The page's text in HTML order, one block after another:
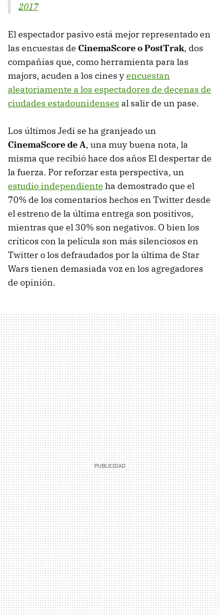
2017
El espectador pasivo está mejor representado en
las encuestas de CinemaScore o PostTrak, dos
compañías que, como herramienta para las
majors, acuden a los cines yencuestan
aleatoriamente a los espectadores de decenas de
ciudades estadounidenses al salir de un pase.
Los últimos Jedi se ha granjeado un
CinemaScore de A, una muy buena nota, la
misma que recibió hace dos años El despertar de
la fuerza. Por reforzar esta perspectiva, un
estudio independiente ha demostrado que el
70% de los comentarios hechos en Twitter desde
el estreno de la última entrega son positivos,
mientras que el 30% son negativos. O bien los
críticos con la película son más silenciosos en
Twitter o los defraudados por la última de Star
Wars tienen demasiada voz en los agregadores
de opinión.